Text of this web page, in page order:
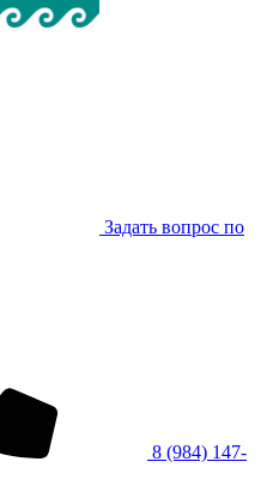
Задать вопрос по
8 (984) 147-